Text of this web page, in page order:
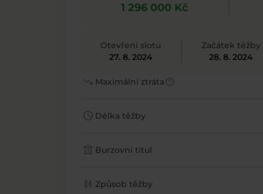
1 296 000 Kč
Otevření slotu
27. 8. 2024
Začátek těžby
28. 8. 2024
trending_down Maximální ztrátahelp
schedule Délka těžby
account_balance Burzovní titul
candlestick_chart Způsob těžby